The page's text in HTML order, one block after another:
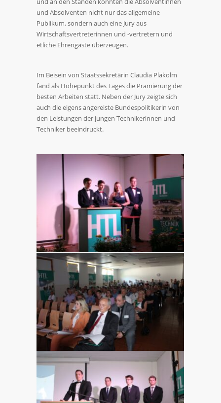
und Absolventen nicht nur das allgemeine
Publikum, sondern auch eine Jury aus
Wirtschaftsvertreterinnen und -vertretern und
etliche Ehrengäste überzeugen.
Im Beisein von Staatssekretärin Claudia Plakolm
fand als Höhepunkt des Tages die Prämierung der
besten Arbeiten statt. Neben der Jury zeigte sich
auch die eigens angereiste Bundespolitikerin von
den Leistungen der jungen Technikerinnen und
Techniker beeindruckt.